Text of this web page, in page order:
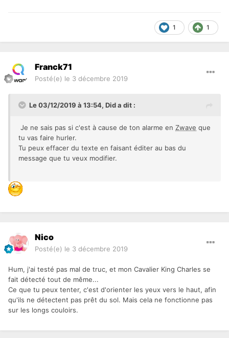
1 1
Franck71
Posté(e) le 3 décembre 2019
Le 03/12/2019 à 13:54, Dida dit :
Je ne sais pas si c'est à cause de ton alarme en Zwave que
tu vas faire hurler.
Tu peux effacer du texte en faisant éditer au bas du
message que tu veux modifier.
Nico
Posté(e) le 3 décembre 2019
Hum, j'ai testé pas mal de truc, et mon Cavalier King Charles se
fait détecté tout de même...
Ce que tu peux tenter, c'est d'orienter les yeux vers le haut, afin
qu'ils ne détectent pas prêt du sol. Mais cela ne fonctionne pas
sur les longs couloirs.